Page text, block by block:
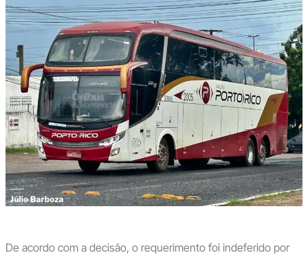
De acordo com a decisão, o requerimento foi indeferido por